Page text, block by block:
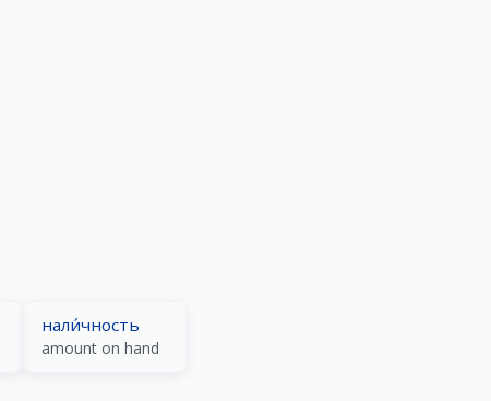
нали́чность
amount on hand